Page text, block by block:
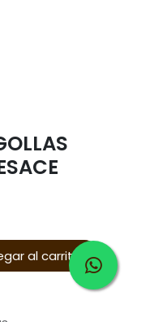
al carrito